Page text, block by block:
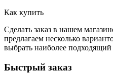
Как купить
Сделать заказ в нашем
предлагаем несколько
выбрать наиболее подходящий
Быстрый заказ